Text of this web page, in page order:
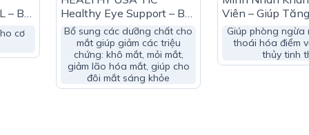
thay thế thuốc trị bệnh
phần trong sản phẩm
– Bổ
cơ
Healthy Eye Support – Bổ
Mắt Giúp Mắt Sáng Khỏe
Bổ sung các dưỡng chất cho
mắt giúp giảm các triệu
chứng: khô mắt, mỏi mắt,
giảm lão hóa mắt, giúp cho
đôi mắt sáng khỏe
Viên – Giúp
Thị Lực
Giúp phòng ngừa
thoái hóa điểm
thủy tinh